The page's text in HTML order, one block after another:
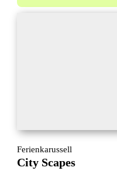
Ferienkarussell
City Scapes